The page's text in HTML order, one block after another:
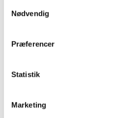
Nødvendig
Præferencer
Statistik
Marketing
tilknytninger
Januar 2023 lancerede vi den nye
og ansøgning om tilknytning og
Problemer med opdatering af
|1. maj 2023
Lægemiddelstyrelsen har mandag